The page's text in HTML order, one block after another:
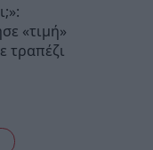
«τιμή»
τραπέζι